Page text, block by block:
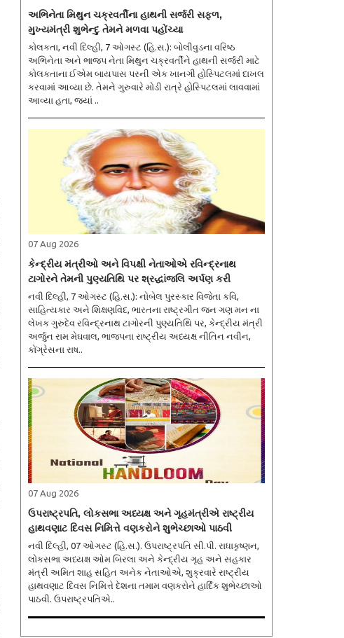
અભિનેતા મિથુન ચક્રવર્તીના હાથની સર્જરી સફળ,
મુખ્યમંત્રી શુભેન્દુ તેમને મળવા પહોંચ્યા
કોલકતા, નવી દિલ્હી, 7 ઓગસ્ટ (હિ.સ.): બોલીવુડના વરિષ્ઠ
અભિનેતા અને ભાજપ નેતા મિથુન ચક્રવર્તીને હાથની સર્જરી માટે
કોલકતાના ઈએમ બાયપાસ પરની એક ખાનગી હોસ્પિટલમાં દાખલ
કરવામાં આવ્યા છે. તેમને ગુરુવારે મોડી રાત્રે હોસ્પિટલમાં લાવવામાં
આવ્યા હતા, જ્યાં ..
07 Aug 2026
કેન્દ્રીય મંત્રીઓ અને વિપક્ષી નેતાઓએ રવિન્દ્રનાથ
ટાગોરને તેમની પુણ્યતિથિ પર શ્રદ્ધાંજલિ અર્પણ કરી
નવી દિલ્હી, 7 ઓગસ્ટ (હિ.સ.): નોબેલ પુરસ્કાર વિજેતા કવિ,
સાહિત્યકાર અને શિક્ષણવિદ, ભારતના રાષ્ટ્રગીત જન ગણ મન ના
લેખક ગુરુદેવ રવિન્દ્રનાથ ટાગોરની પુણ્યતિથિ પર, કેન્દ્રીય મંત્રી
અર્જુન રામ મેઘવાલ, ભાજપના રાષ્ટ્રીય અધ્યક્ષ નીતિન નવીન,
કોંગ્રેસના રાષ..
07 Aug 2026
ઉપરાષ્ટ્રપતિ, લોકસભા અધ્યક્ષ અને ગૃહમંત્રીએ રાષ્ટ્રીય
હાથવણાટ દિવસ નિમિત્તે વણકરોને શુભેચ્છાઓ પાઠવી
નવી દિલ્હી, 07 ઓગસ્ટ (હિ.સ.). ઉપરાષ્ટ્રપતિ સી.પી. રાધાકૃષ્ણન,
લોકસભા અધ્યક્ષ ઓમ બિરલા અને કેન્દ્રીય ગૃહ અને સહકાર
મંત્રી અમિત શાહ સહિત અનેક નેતાઓએ, શુક્રવારે રાષ્ટ્રીય
હાથવણાટ દિવસ નિમિત્તે દેશના તમામ વણકરોને હાર્દિક શુભેચ્છાઓ
પાઠવી. ઉપરાષ્ટ્રપતિએ..